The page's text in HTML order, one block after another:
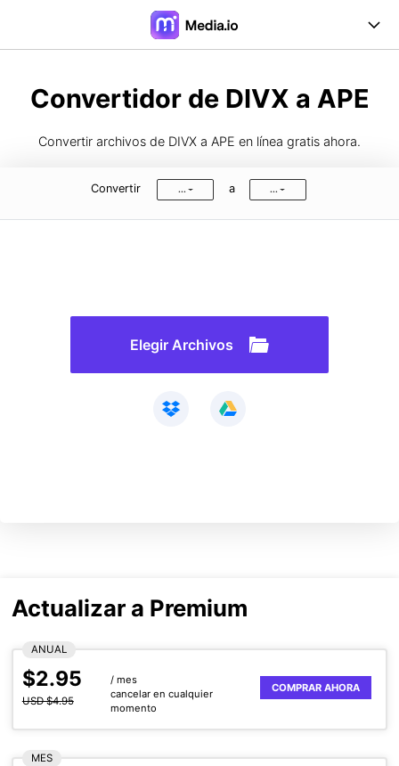
Desktop Herramientas
Formatos de Conversión
Convertidor de DIVX a APE
Convertir archivos de DIVX a APE en línea gratis ahora.
Convertir ... a ...
Elegir Archivos
Actualizar a Premium
ANUAL
$2.95
USD $4.95
/ mes
cancelar en cualquier
momento
COMPRAR AHORA
MES